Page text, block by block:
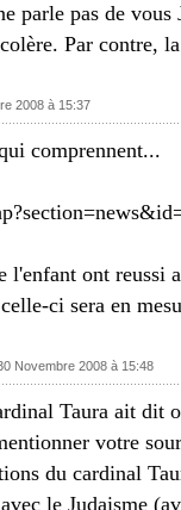
parle pas de vous
Par contre,
2008 à 15:37
comprennent...
l'enfant ont reussi
ci sera en
Novembre 2008 à 15:48
Taura ait dit
votre
du cardinal
le Judaisme